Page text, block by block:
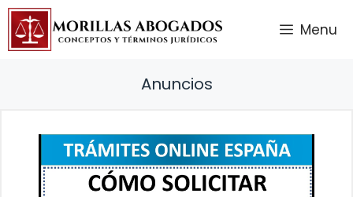
Saltar
contenido
Menu
Anuncios